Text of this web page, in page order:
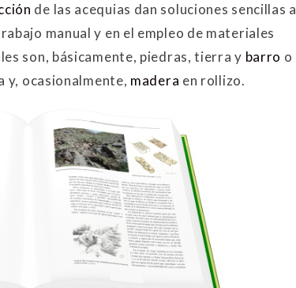
de las acequias dan soluciones sencillas a
manual y en el empleo de materiales
son, básicamente, piedras, tierra y barro o
y, ocasionalmente, madera en rollizo.